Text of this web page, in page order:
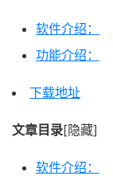
软件介绍：
功能介绍：
下载地址
文章目录[隐藏]
软件介绍：